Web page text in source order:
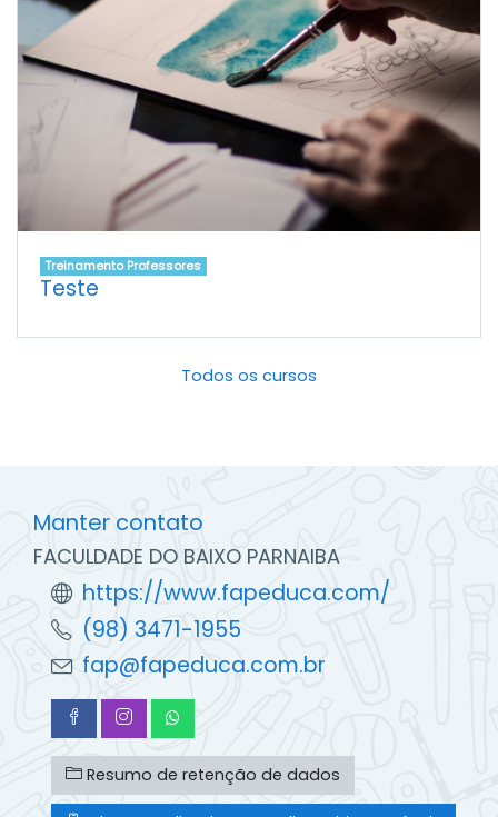
Treinamento Professores
Teste
Todos os cursos
Manter contato
FACULDADE DO BAIXO PARNAIBA
https://www.fapeduca.com/
(98) 3471-1955
fap@fapeduca.com.br
Resumo de retenção de dados